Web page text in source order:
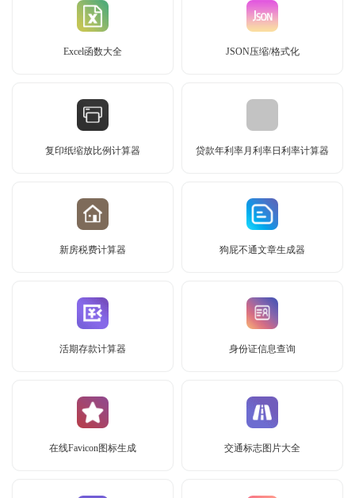
Excel函数大全 JSON压缩/格式化
复印纸缩放比例计算器 贷款年利率月利率日利率计算器
新房税费计算器 狗屁不通文章生成器
活期存款计算器 身份证信息查询
在线Favicon图标生成 交通标志图片大全